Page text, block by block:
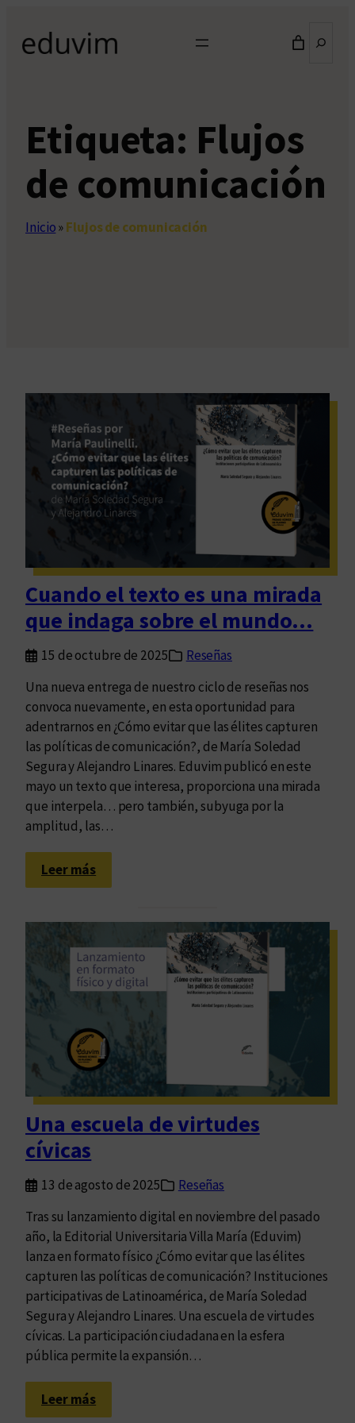
contenido
Etiqueta: Flujos
de comunicación
Inicio»Flujos de comunicación
Cuando el texto es una mirada
que indaga sobre el mundo…
15 de octubre de 2025
Reseñas
Una nueva entrega de nuestro ciclo de reseñas nos
convoca nuevamente, en esta oportunidad para
adentrarnos en ¿Cómo evitar que las élites capturen
las políticas de comunicación?, de María Soledad
Segura y Alejandro Linares. Eduvim publicó en este
mayo un texto que interesa, proporciona una mirada
que interpela… pero también, subyuga por la
amplitud, las…
Leer más:
C
n
d
o
l
t
e
t
o
u
a
m
i
r
a
d
a
q
u
e
Una escuela de virtudes
cívicas
13 de agosto de 2025
Reseñas
Tras su lanzamiento digital en noviembre del pasado
año, la Editorial Universitaria Villa María (Eduvim)
lanza en formato físico ¿Cómo evitar que las élites
capturen las políticas de comunicación? Instituciones
participativas de Latinoamérica, de María Soledad
Segura y Alejandro Linares. Una escuela de virtudes
cívicas. La participación ciudadana en la esfera
pública permite la expansión…
Leer más:
U